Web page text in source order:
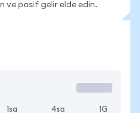
ve pasif gelir elde edin.
1sa 4sa 1G